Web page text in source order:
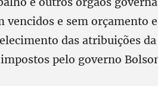
vencidos e sem orçamento
das atribuições
pelo governo